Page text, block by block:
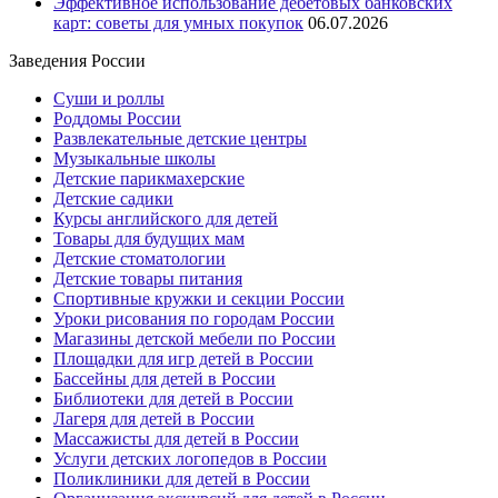
карт: советы для умных покупок 06.07.2026
Заведения России
Суши и роллы
Роддомы России
Развлекательные детские центры
Музыкальные школы
Детские парикмахерские
Детские садики
Курсы английского для детей
Товары для будущих мам
Детские стоматологии
Детские товары питания
Спортивные кружки и секции России
Уроки рисования по городам России
Магазины детской мебели по России
Площадки для игр детей в России
Бассейны для детей в России
Библиотеки для детей в России
Лагеря для детей в России
Массажисты для детей в России
Услуги детских логопедов в России
Поликлиники для детей в России